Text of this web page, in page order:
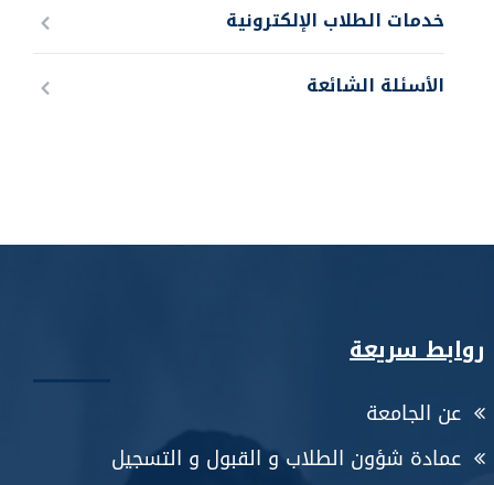
خدمات الطلاب الإلكترونية
الأسئلة الشائعة
روابط سريعة
عن الجامعة
عمادة شؤون الطلاب و القبول و التسجيل